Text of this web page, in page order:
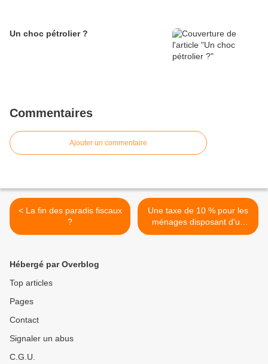
Un choc pétrolier ?
Commentaires
Ajouter un commentaire
< La fin des paradis fiscaux
?
Une taxe de 10 % pour les
ménages disposant d'un
patrimoine ? >
Hébergé par Overblog
Top articles
Pages
Contact
Signaler un abus
C.G.U.